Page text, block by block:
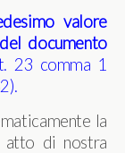
valore
documento
23 comma 1
la
atto di nostra